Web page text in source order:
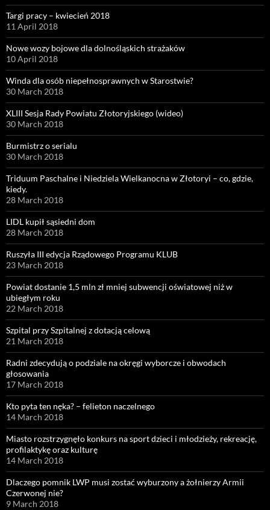
Targi pracy – kwiecień 2018
11 April 2018
Nowe wozy bojowe dla dolnośląskich strażaków
10 April 2018
Winda dla osób niepełnosprawnych w Starostwie?
30 March 2018
XLIII Sesja Rady Powiatu Złotoryjskiego (wideo)
30 March 2018
Burmistrz o serialu
30 March 2018
Triduum Paschalne i Niedziela Wielkanocna w Złotoryi – co, gdzie,
kiedy.
28 March 2018
LIDL kupił sąsiedni dom
28 March 2018
Ruszyła III edycja Rządowego Programu KLUB
23 March 2018
Powiat dostanie 1,5 mln zł mniej subwencji oświatowej niż w
ubiegłym roku
22 March 2018
Szpital przy Szpitalnej z dotacją celową
21 March 2018
Radni zdecydują o podziale na okręgi wyborcze i obwodach
głosowania
17 March 2018
Kto pyta ten nęka? – felieton naczelnego
14 March 2018
Miasto rozstrzygnęło konkurs na sport dzieci i młodzieży, rekreację,
profilaktykę oraz kulturę
14 March 2018
Dlaczego pomnik LWP musi zostać wyburzony a żołnierzy Armii
Czerwonej nie?
9 March 2018